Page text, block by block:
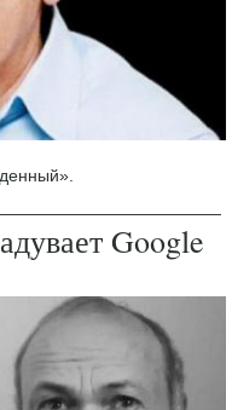
Google